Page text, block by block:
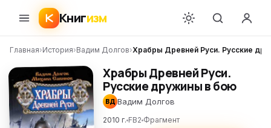
Книгизм
Главная›История›Вадим Долгов›Храбры Древней Руси. Русские
Храбры Древней Руси.
Русские дружины в бою
ВД Вадим Долгов
2010 г. FB2 Фрагмент